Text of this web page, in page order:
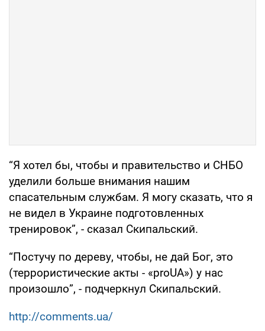
“Я хотел бы, чтобы и правительство и СНБО
уделили больше внимания нашим
спасательным службам. Я могу сказать, что я
не видел в Украине подготовленных
тренировок”, - сказал Скипальский.
“Постучу по дереву, чтобы, не дай Бог, это
(террористические акты - «proUA») у нас
произошло”, - подчеркнул Скипальский.
http://comments.ua/